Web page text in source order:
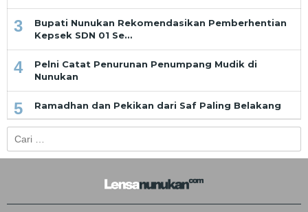
3
Bupati Nunukan Rekomendasikan Pemberhentian
Kepsek SDN 01 Se…
4
Pelni Catat Penurunan Penumpang Mudik di
Nunukan
5 Ramadhan dan Pekikan dari Saf Paling Belakang
untuk: